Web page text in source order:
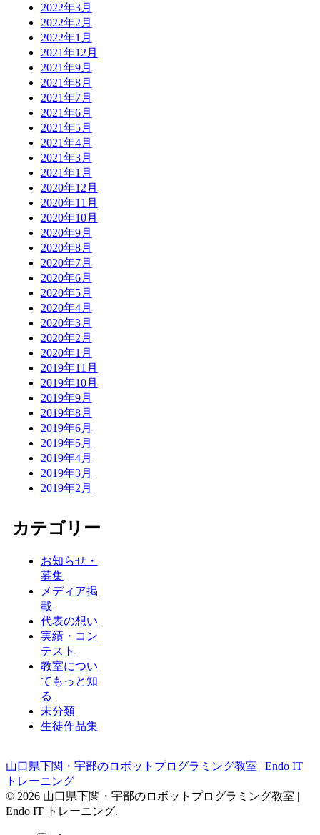
2022年3月
2022年2月
2022年1月
2021年12月
2021年9月
2021年8月
2021年7月
2021年6月
2021年5月
2021年4月
2021年3月
2021年1月
2020年12月
2020年11月
2020年10月
2020年9月
2020年8月
2020年7月
2020年6月
2020年5月
2020年4月
2020年3月
2020年2月
2020年1月
2019年11月
2019年10月
2019年9月
2019年8月
2019年6月
2019年5月
2019年4月
2019年3月
2019年2月
カテゴリー
お知らせ・
募集
メディア掲
載
代表の想い
実績・コン
テスト
教室につい
てもっと知
る
未分類
生徒作品集
山口県下関・宇部のロボットプログラミング教室 | Endo IT
トレーニング
© 2026 山口県下関・宇部のロボットプログラミング教室 |
Endo IT トレーニング.